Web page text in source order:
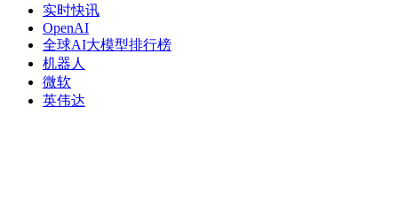
实时快讯
OpenAI
全球AI大模型排行榜
机器人
微软
英伟达